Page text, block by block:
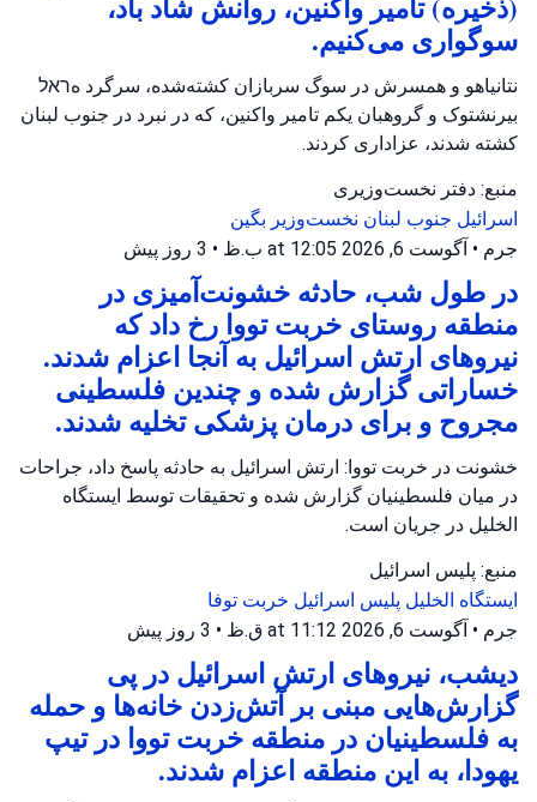
سوگواری می‌کنیم.
نتانیاهو و همسرش در سوگ سربازان کشته‌شده، سرگرد هראל
بیرنشتوک و گروهبان یکم تامیر واکنین، که در نبرد در جنوب لبنان
کشته شدند، عزاداری کردند.
منبع: دفتر نخست‌وزیری
اسرائیل جنوب لبنان نخست‌وزیر بگین
جرم • آگوست 6, 2026 at 12:05 ب.ظ • 3 روز پیش
در طول شب، حادثه خشونت‌آمیزی در
منطقه روستای خربت تووا رخ داد که
نیروهای ارتش اسرائیل به آنجا اعزام شدند.
خساراتی گزارش شده و چندین فلسطینی
مجروح و برای درمان پزشکی تخلیه شدند.
خشونت در خربت تووا: ارتش اسرائیل به حادثه پاسخ داد، جراحات
در میان فلسطینیان گزارش شده و تحقیقات توسط ایستگاه
الخلیل در جریان است.
منبع: پلیس اسرائیل
ایستگاه الخلیل پلیس اسرائیل خربت توفا
جرم • آگوست 6, 2026 at 11:12 ق.ظ • 3 روز پیش
دیشب، نیروهای ارتش اسرائیل در پی
گزارش‌هایی مبنی بر آتش‌زدن خانه‌ها و حمله
به فلسطینیان در منطقه خربت تووا در تیپ
یهودا، به این منطقه اعزام شدند.